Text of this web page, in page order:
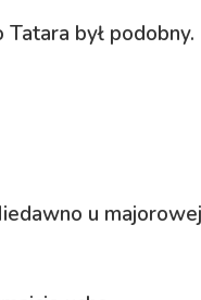
był podobny.
u